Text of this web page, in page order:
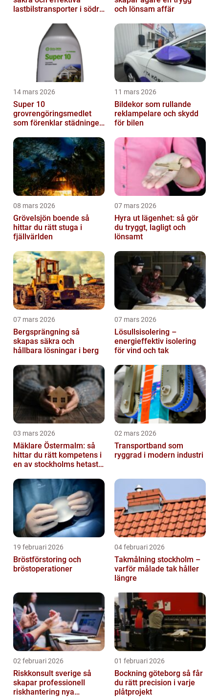
lastbilstransporter i södra
och lönsam affär
14 mars 2026
Super 10
grovrengöringsmedlet
som förenklar städningen
11 mars 2026
Bildekor som rullande
reklampelare och skydd
för bilen
08 mars 2026
Grövelsjön boende så
hittar du rätt stuga i
fjällvärlden
07 mars 2026
Hyra ut lägenhet: så gör
du tryggt, lagligt och
lönsamt
07 mars 2026
Bergsprängning så
skapas säkra och
hållbara lösningar i berg
07 mars 2026
Lösullsisolering –
energieffektiv isolering
för vind och tak
03 mars 2026
Mäklare Östermalm: så
hittar du rätt kompetens i
en av stockholms hetaste
02 mars 2026
Transportband som
ryggrad i modern industri
19 februari 2026
Bröstförstoring och
bröstoperationer
04 februari 2026
Takmålning stockholm –
varför målade tak håller
längre
02 februari 2026
Riskkonsult sverige så
skapar professionell
riskhantering nya
01 februari 2026
Bockning göteborg så får
du rätt precision i varje
plåtprojekt